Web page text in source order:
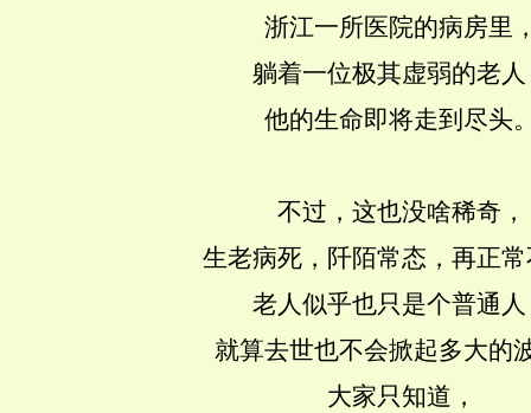
浙江一所医院的病房里
躺着一位极其虚弱的老人
他的生命即将走到尽头
不过，这也没啥稀奇，
生老病死，阡陌常态，再正
老人似乎也只是个普通人
就算去世也不会掀起多大的
大家只知道，